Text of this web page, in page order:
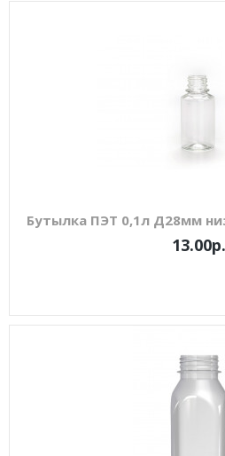
Бутылка ПЭТ 0,1л Д28мм
13.00р.